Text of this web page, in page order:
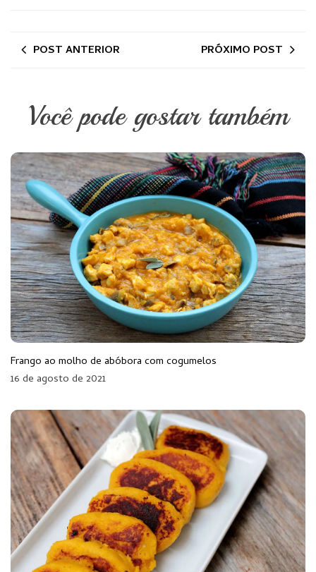
POST ANTERIOR PRÓXIMO POST
Você pode gostar também
Frango ao molho de abóbora com cogumelos
16 de agosto de 2021